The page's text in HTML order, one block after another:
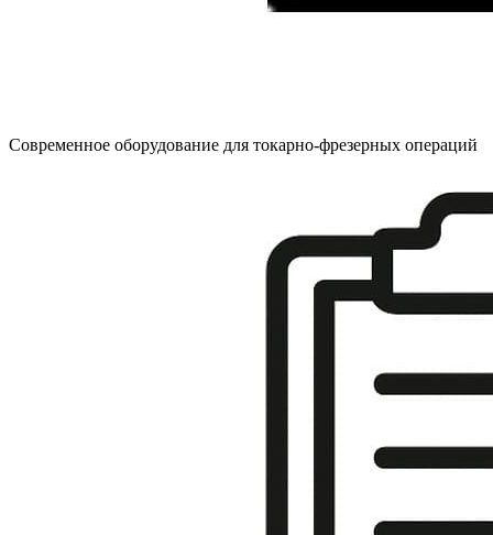
Современное оборудование для токарно-фрезерных операций